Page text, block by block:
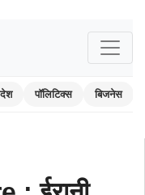
पॉलिटिक्स बिजनेस